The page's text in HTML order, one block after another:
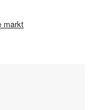
markt